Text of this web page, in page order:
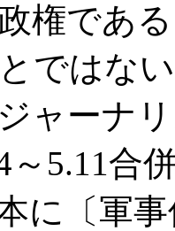
権であ
ではな
ャーナ
～5.11合
に〔軍